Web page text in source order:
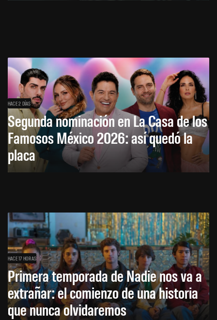
HACE 2 DÍAS
Segunda nominación en La Casa de los
Famosos México 2026: así quedó la
placa
HACE 17 HORAS
Primera temporada de Nadie nos va a
extrañar: el comienzo de una historia
que nunca olvidaremos